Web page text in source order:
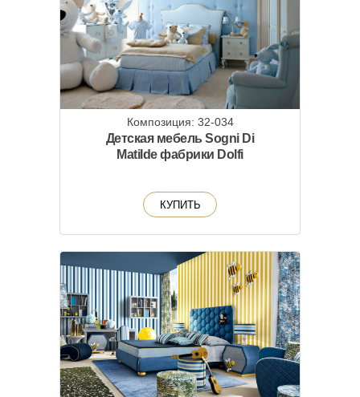
Композиция: 32-034
Детская мебель Sogni Di
Matilde фабрики Dolfi
КУПИТЬ